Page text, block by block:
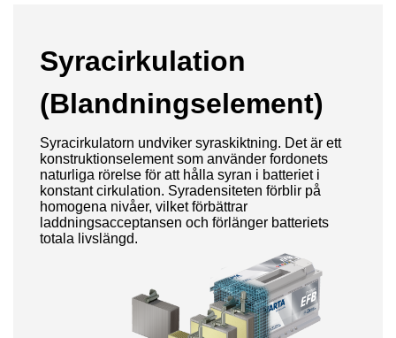
Syracirkulation
(Blandningselement)
Syracirkulatorn undviker syraskiktning. Det är ett
konstruktionselement som använder fordonets
naturliga rörelse för att hålla syran i batteriet i
konstant cirkulation. Syradensiteten förblir på
homogena nivåer, vilket förbättrar
laddningsacceptansen och förlänger batteriets
totala livslängd.